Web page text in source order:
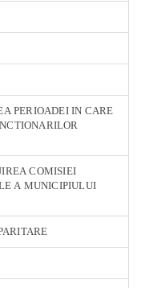
PERIOADEI IN CARE
COMISIEI
A MUNICIPIULUI